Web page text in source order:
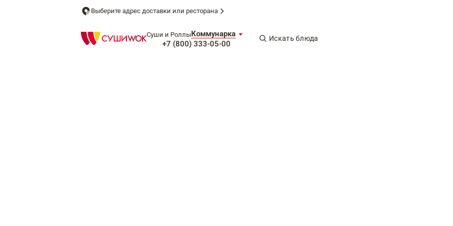
Выберите адрес доставки или ресторана
Суши и РоллыКоммунарка
+7 (800) 333-05-00
Искать блюда